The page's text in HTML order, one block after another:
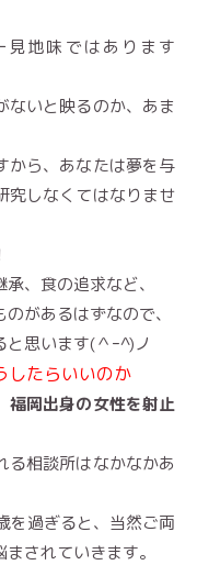
地味ではあります
ないと映るのか、あま
から、あなたは夢を与
究しなくてはなりませ
、食の追求など、
があるはずなので、
思います(＾ｰ^)ノ
したらいいのか
福岡出身の女性を射止
相談所はなかなかあ
を過ぎると、当然ご両
されていきます。